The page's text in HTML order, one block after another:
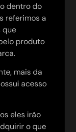
dentro do
referimos a
que
produto
mais da
acesso
eles irão
o que